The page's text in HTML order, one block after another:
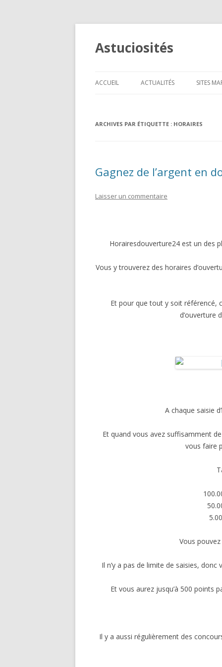
Astuciosités
ACCUEIL ACTUALITÉS SITES
MAISON
AUTO-
POUR
ARCHIVES PAR ÉTIQUETTE : HORAIRES
Gagnez de l’argent en
Laisser un commentaire
Horairesdouverture24 est un des
Vous y trouverez des horaires
Et pour que tout y soit référencé,
d’ouverture
A chaque saisie
Et quand vous avez suffisamment
vous faire
Vous
Il n’y a pas de limite de saisies,
Et vous aurez jusqu’à 500 points
Il y a aussi régulièrement des